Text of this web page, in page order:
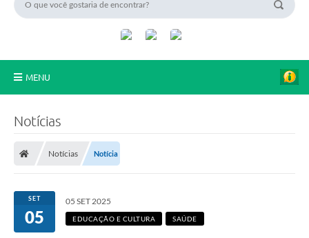
MENU
Transparência
Câmara Municipal
Notícias
Notícias Notícia
SET
05
05 SET 2025
EDUCAÇÃO E CULTURA SAÚDE